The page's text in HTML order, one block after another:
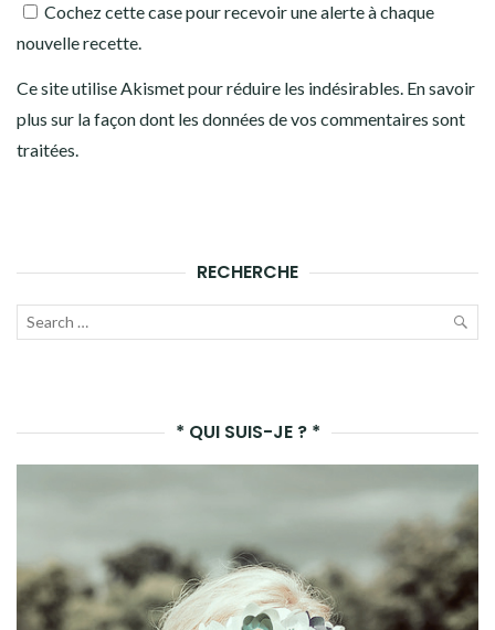
Cochez cette case pour recevoir une alerte à chaque
nouvelle recette.
Ce site utilise Akismet pour réduire les indésirables. En savoir
plus sur la façon dont les données de vos commentaires sont
traitées.
RECHERCHE
Recherche
* QUI SUIS-JE ? *